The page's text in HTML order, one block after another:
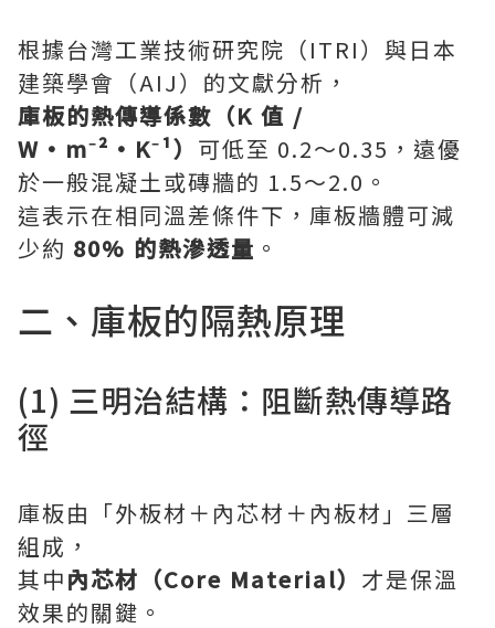
根據台灣工業技術研究院（ITRI）與日本
建築學會（AIJ）的文獻分析，
庫板的熱傳導係數（K 值 /
W·m⁻²·K⁻¹） 可低至 0.2～0.35，遠優
於一般混凝土或磚牆的 1.5～2.0。
這表示在相同溫差條件下，庫板牆體可減
少約 80% 的熱滲透量 。
二、庫板的隔熱原理
(1) 三明治結構：阻斷熱傳導路
徑
庫板由「外板材＋內芯材＋內板材」三層
組成，
其中內芯材（Core Material） 才是保溫
效果的關鍵。